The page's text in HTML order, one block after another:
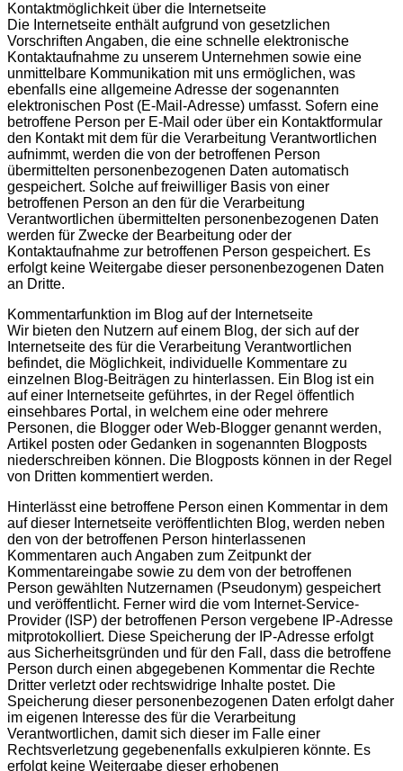
Kontaktmöglichkeit über die Internetseite
Die Internetseite enthält aufgrund von gesetzlichen
Vorschriften Angaben, die eine schnelle elektronische
Kontaktaufnahme zu unserem Unternehmen sowie eine
unmittelbare Kommunikation mit uns ermöglichen, was
ebenfalls eine allgemeine Adresse der sogenannten
elektronischen Post (E-Mail-Adresse) umfasst. Sofern eine
betroffene Person per E-Mail oder über ein Kontaktformular
den Kontakt mit dem für die Verarbeitung Verantwortlichen
aufnimmt, werden die von der betroffenen Person
übermittelten personenbezogenen Daten automatisch
gespeichert. Solche auf freiwilliger Basis von einer
betroffenen Person an den für die Verarbeitung
Verantwortlichen übermittelten personenbezogenen Daten
werden für Zwecke der Bearbeitung oder der
Kontaktaufnahme zur betroffenen Person gespeichert. Es
erfolgt keine Weitergabe dieser personenbezogenen Daten
an Dritte.
Kommentarfunktion im Blog auf der Internetseite
Wir bieten den Nutzern auf einem Blog, der sich auf der
Internetseite des für die Verarbeitung Verantwortlichen
befindet, die Möglichkeit, individuelle Kommentare zu
einzelnen Blog-Beiträgen zu hinterlassen. Ein Blog ist ein
auf einer Internetseite geführtes, in der Regel öffentlich
einsehbares Portal, in welchem eine oder mehrere
Personen, die Blogger oder Web-Blogger genannt werden,
Artikel posten oder Gedanken in sogenannten Blogposts
niederschreiben können. Die Blogposts können in der Regel
von Dritten kommentiert werden.
Hinterlässt eine betroffene Person einen Kommentar in dem
auf dieser Internetseite veröffentlichten Blog, werden neben
den von der betroffenen Person hinterlassenen
Kommentaren auch Angaben zum Zeitpunkt der
Kommentareingabe sowie zu dem von der betroffenen
Person gewählten Nutzernamen (Pseudonym) gespeichert
und veröffentlicht. Ferner wird die vom Internet-Service-
Provider (ISP) der betroffenen Person vergebene IP-Adresse
mitprotokolliert. Diese Speicherung der IP-Adresse erfolgt
aus Sicherheitsgründen und für den Fall, dass die betroffene
Person durch einen abgegebenen Kommentar die Rechte
Dritter verletzt oder rechtswidrige Inhalte postet. Die
Speicherung dieser personenbezogenen Daten erfolgt daher
im eigenen Interesse des für die Verarbeitung
Verantwortlichen, damit sich dieser im Falle einer
Rechtsverletzung gegebenenfalls exkulpieren könnte. Es
erfolgt keine Weitergabe dieser erhobenen